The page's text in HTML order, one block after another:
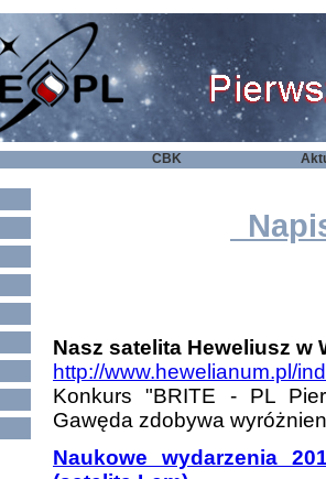
CBK
Nasz satelita Heweliusz w
http://www.hewelianum.pl/
Konkurs "BRITE - PL
Gawęda zdobywa
Naukowe wydarzenia